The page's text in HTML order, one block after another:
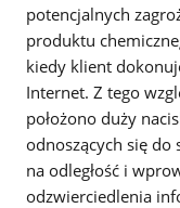
potencjalnych
produktu
kiedy klient
Internet. Z tego
położono duży
odnoszących się do
na odległość i
odzwierciedlenia